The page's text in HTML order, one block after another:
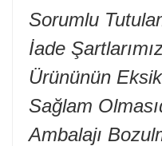
Sorumlu
İade
Ürününün
Sağlam
Ambalajı